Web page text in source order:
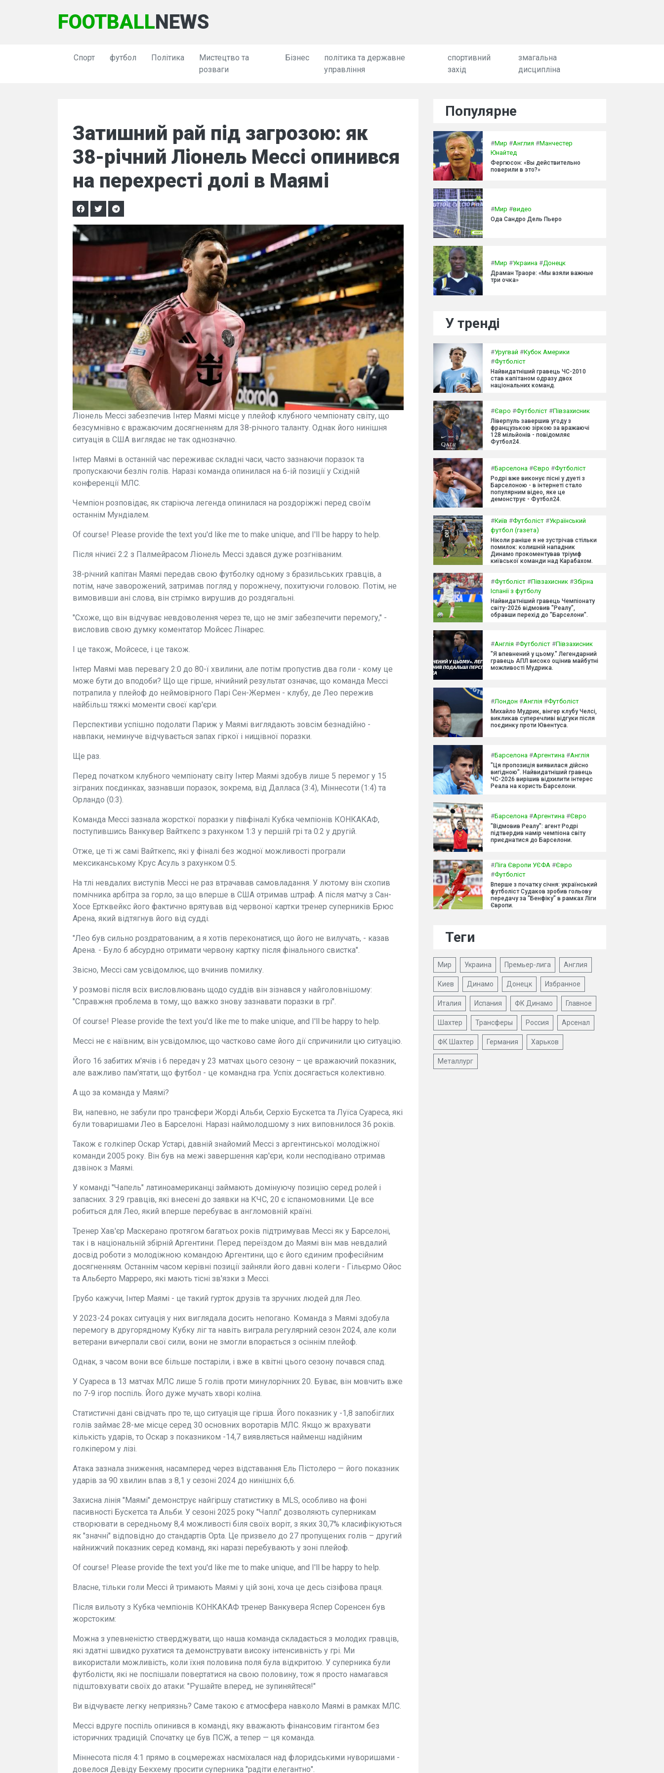
FOOTBALLNEWS
Спорт футбол Політика
Мистецтво та
розваги
Бізнес
політика та державне
управління
спортивний
захід
змагальна
дисципліна
Затишний рай під загрозою: як
38-річний Ліонель Мессі опинився
на перехресті долі в Маямі
Ліонель Мессі забезпечив Інтер Маямі місце у плейоф клубного чемпіонату світу, що
безсумнівно є вражаючим досягненням для 38-річного таланту. Однак його нинішня
ситуація в США виглядає не так однозначно.
Інтер Маямі в останній час переживає складні часи, часто зазнаючи поразок та
пропускаючи безліч голів. Наразі команда опинилася на 6-ій позиції у Східній
конференції МЛС.
Чемпіон розповідає, як старіюча легенда опинилася на роздоріжжі перед своїм
останнім Мундіалем.
Of course! Please provide the text you'd like me to make unique, and I'll be happy to help.
Після нічиєї 2:2 з Палмейрасом Ліонель Мессі здався дуже розгніваним.
38-річний капітан Маямі передав свою футболку одному з бразильських гравців, а
потім, наче заворожений, затримав погляд у порожнечу, похитуючи головою. Потім, не
вимовивши ані слова, він стрімко вирушив до роздягальні.
"Схоже, що він відчуває невдоволення через те, що не зміг забезпечити перемогу," -
висловив свою думку коментатор Мойсес Лінарес.
І це також, Мойсесе, і це також.
Інтер Маямі мав перевагу 2:0 до 80-ї хвилини, але потім пропустив два голи - кому це
може бути до вподоби? Що ще гірше, нічийний результат означає, що команда Мессі
потрапила у плейоф до неймовірного Парі Сен-Жермен - клубу, де Лео пережив
найбільш тяжкі моменти своєї кар'єри.
Перспективи успішно подолати Париж у Маямі виглядають зовсім безнадійно -
навпаки, неминуче відчувається запах гіркої і нищівної поразки.
Ще раз.
Перед початком клубного чемпіонату світу Інтер Маямі здобув лише 5 перемог у 15
зіграних поєдинках, зазнавши поразок, зокрема, від Далласа (3:4), Міннесоти (1:4) та
Орландо (0:3).
Команда Мессі зазнала жорсткої поразки у півфіналі Кубка чемпіонів КОНКАКАФ,
поступившись Ванкувер Вайткепс з рахунком 1:3 у першій грі та 0:2 у другій.
Отже, це ті ж самі Вайткепс, які у фіналі без жодної можливості програли
мексиканському Крус Асуль з рахунком 0:5.
На тлі невдалих виступів Мессі не раз втрачавав самовладання. У лютому він схопив
помічника арбітра за горло, за що вперше в США отримав штраф. А після матчу з Сан-
Хосе Ертквейкс його фактично врятував від червоної картки тренер суперників Брюс
Арена, який відтягнув його від судді.
"Лео був сильно роздратованим, а я хотів переконатися, що його не вилучать, - казав
Арена. - Було б абсурдно отримати червону картку після фінального свистка".
Звісно, Мессі сам усвідомлює, що вчинив помилку.
У розмові після всіх висловлювань щодо суддів він зізнався у найголовнішому:
"Справжня проблема в тому, що важко знову зазнавати поразки в грі".
Of course! Please provide the text you'd like me to make unique, and I'll be happy to help.
Мессі не є наївним; він усвідомлює, що частково саме його дії спричинили цю ситуацію.
Його 16 забитих м'ячів і 6 передач у 23 матчах цього сезону – це вражаючий показник,
але важливо пам'ятати, що футбол - це командна гра. Успіх досягається колективно.
А що за команда у Маямі?
Ви, напевно, не забули про трансфери Жорді Альби, Серхіо Бускетса та Луїса Суареса, які
були товаришами Лео в Барселоні. Наразі наймолодшому з них виповнилося 36 років.
Також є голкіпер Оскар Устарі, давній знайомий Мессі з аргентинської молодіжної
команди 2005 року. Він був на межі завершення кар'єри, коли несподівано отримав
дзвінок з Маямі.
У команді "Чапель" латиноамериканці займають домінуючу позицію серед ролей і
запасних. З 29 гравців, які внесені до заявки на КЧС, 20 є іспаномовними. Це все
робиться для Лео, який вперше перебуває в англомовній країні.
Тренер Хав'єр Маскерано протягом багатьох років підтримував Мессі як у Барселоні,
так і в національній збірній Аргентини. Перед переїздом до Маямі він мав невдалий
досвід роботи з молодіжною командою Аргентини, що є його єдиним професійним
досягненням. Останнім часом керівні позиції зайняли його давні колеги - Гільєрмо Ойос
та Альберто Марреро, які мають тісні зв'язки з Мессі.
Грубо кажучи, Інтер Маямі - це такий гурток друзів та зручних людей для Лео.
У 2023-24 роках ситуація у них виглядала досить непогано. Команда з Маямі здобула
перемогу в другорядному Кубку ліг та навіть виграла регулярний сезон 2024, але коли
ветерани вичерпали свої сили, вони не змогли впорається з осіннім плейоф.
Однак, з часом вони все більше постаріли, і вже в квітні цього сезону почався спад.
У Суареса в 13 матчах МЛС лише 5 голів проти минулорічних 20. Буває, він мовчить вже
по 7-9 ігор поспіль. Його дуже мучать хворі коліна.
Статистичні дані свідчать про те, що ситуація ще гірша. Його показник у -1,8 запобіглих
голів займає 28-ме місце серед 30 основних воротарів МЛС. Якщо ж врахувати
кількість ударів, то Оскар з показником -14,7 виявляється найменш надійним
голкіпером у лізі.
Атака зазнала зниження, насамперед через відставання Ель Пістолеро — його показник
ударів за 90 хвилин впав з 8,1 у сезоні 2024 до нинішніх 6,6.
Захисна лінія "Маямі" демонструє найгіршу статистику в MLS, особливо на фоні
пасивності Бускетса та Альби. У сезоні 2025 року "Чаплі" дозволяють суперникам
створювати в середньому 8,4 можливості біля своїх воріт, з яких 30,7% класифікуються
як "значні" відповідно до стандартів Opta. Це призвело до 27 пропущених голів – другий
найнижчий показник серед команд, які наразі перебувають у зоні плейоф.
Of course! Please provide the text you'd like me to make unique, and I'll be happy to help.
Власне, тільки голи Мессі й тримають Маямі у цій зоні, хоча це десь сізіфова праця.
Після вильоту з Кубка чемпіонів КОНКАКАФ тренер Ванкувера Яспер Соренсен був
жорстоким:
Можна з упевненістю стверджувати, що наша команда складається з молодих гравців,
які здатні швидко рухатися та демонструвати високу інтенсивність у грі. Ми
використали можливість, коли їхня половина поля була відкритою. У суперника були
футболісти, які не поспішали повертатися на свою половину, тож я просто намагався
підштовхувати своїх до атаки: "Рушайте вперед, не зупиняйтеся!"
Ви відчуваєте легку неприязнь? Саме такою є атмосфера навколо Маямі в рамках МЛС.
Мессі вдруге поспіль опинився в команді, яку вважають фінансовим гігантом без
історичних традицій. Спочатку це був ПСЖ, а тепер — ця команда.
Міннесота після 4:1 прямо в соцмережах насміхалася над флоридськими нуворишами -
довелося Девіду Бекхему просити суперника "радіти елегантно".
Популярне
#Мир #Англия #Манчестер
Юнайтед
Фергюсон: «Вы действительно
поверили в это?»
#Мир #видео
Ода Сандро Дель Пьеро
#Мир #Украина #Донецк
Драман Траоре: «Мы взяли важные
три очка»
У тренді
#Уругвай #Кубок Америки
#Футболіст
Найвидатніший гравець ЧС-2010
став капітаном одразу двох
національних команд.
#Євро #Футболіст #Півзахисник
Ліверпуль завершив угоду з
французькою зіркою за вражаючі
128 мільйонів - повідомляє
Футбол24.
#Барселона #Євро #Футболіст
Родрі вже виконує пісні у дуеті з
Барселоною - в інтернеті стало
популярним відео, яке це
демонструє - Футбол24.
#Київ #Футболіст #Український
футбол (газета)
Ніколи раніше я не зустрічав стільки
помилок: колишній нападник
Динамо прокоментував тріумф
київської команди над Карабахом.
#Футболіст #Півзахисник #Збірна
Іспанії з футболу
Найвидатніший гравець Чемпіонату
світу-2026 відмовив "Реалу",
обравши перехід до "Барселони".
#Англія #Футболіст #Півзахисник
"Я впевнений у цьому." Легендарний
гравець АПЛ високо оцінив майбутні
можливості Мудрика.
#Лондон #Англія #Футболіст
Михайло Мудрик, вінгер клубу Челсі,
викликав суперечливі відгуки після
поєдинку проти Ювентуса.
#Барселона #Аргентина #Англія
"Ця пропозиція виявилася дійсно
вигідною". Найвидатніший гравець
ЧС-2026 вирішив відхилити інтерес
Реала на користь Барселони.
#Барселона #Аргентина #Євро
"Відмовив Реалу": агент Родрі
підтвердив намір чемпіона світу
приєднатися до Барселони.
#Ліга Європи УЄФА #Євро
#Футболіст
Вперше з початку січня: український
футболіст Судаков зробив гольову
передачу за "Бенфіку" в рамках Ліги
Європи.
Теги
Мир Украина Премьер-лига Англия
Киев Динамо Донецк Избранное
Италия Испания ФК Динамо Главное
Шахтер Трансферы Россия Арсенал
ФК Шахтер Германия Харьков
Металлург